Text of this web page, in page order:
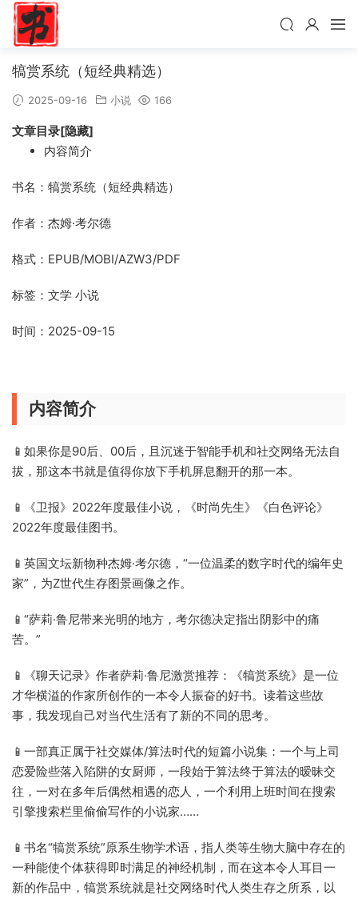
犒赏系统（短经典精选）
2025-09-16 小说 166
文章目录[隐藏]
内容简介
书名：犒赏系统（短经典精选）
作者：杰姆·考尔德
格式：EPUB/MOBI/AZW3/PDF
标签：文学 小说
时间：2025-09-15
内容简介
📱如果你是90后、00后，且沉迷于智能手机和社交网络无法自
拔，那这本书就是值得你放下手机屏息翻开的那一本。
📱《卫报》2022年度最佳小说，《时尚先生》《白色评论》
2022年度最佳图书。
📱英国文坛新物种杰姆·考尔德，“一位温柔的数字时代的编年史
家”，为Z世代生存图景画像之作。
📱“萨莉·鲁尼带来光明的地方，考尔德决定指出阴影中的痛
苦。”
📱《聊天记录》作者萨莉·鲁尼激赏推荐：《犒赏系统》是一位
才华横溢的作家所创作的一本令人振奋的好书。读着这些故
事，我发现自己对当代生活有了新的不同的思考。
📱一部真正属于社交媒体/算法时代的短篇小说集：一个与上司
恋爱险些落入陷阱的女厨师，一段始于算法终于算法的暧昧交
往，一对在多年后偶然相遇的恋人，一个利用上班时间在搜索
引擎搜索栏里偷偷写作的小说家……
📱书名“犒赏系统”原系生物学术语，指人类等生物大脑中存在的
一种能使个体获得即时满足的神经机制，而在这本令人耳目一
新的作品中，犒赏系统就是社交网络时代人类生存之所系，以